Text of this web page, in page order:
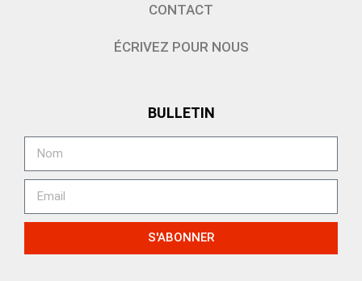
CONTACT
ÉCRIVEZ POUR NOUS
BULLETIN
S'ABONNER